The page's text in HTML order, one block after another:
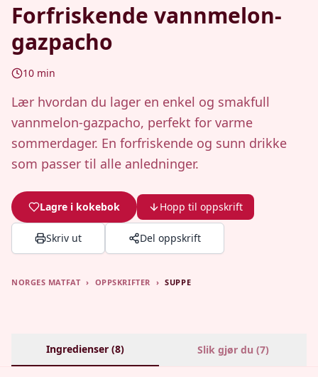
Forfriskende vannmelon-
gazpacho
10 min
Lær hvordan du lager en enkel og smakfull
vannmelon-gazpacho, perfekt for varme
sommerdager. En forfriskende og sunn drikke
som passer til alle anledninger.
Lagre i kokebok Hopp til oppskrift
Skriv ut Del oppskrift
NORGES MATFAT › OPPSKRIFTER › SUPPE
Ingredienser (8) Slik gjør du (7)